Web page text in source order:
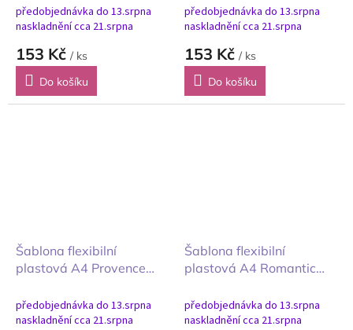
Pattern
předobjednávka do 13.srpna
naskladnění cca 21.srpna
153 Kč / ks
Do košíku
předobjednávka do 13.srpna
naskladnění cca 21.srpna
153 Kč / ks
Do košíku
Šablona flexibilní
plastová A4 Provence
Hearting
předobjednávka do 13.srpna
naskladnění cca 21.srpna
Šablona flexibilní
plastová A4 Romantic
předobjednávka do 13.srpna
naskladnění cca 21.srpna